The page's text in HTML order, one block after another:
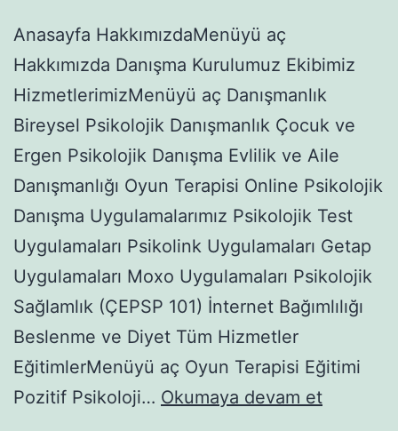
Anasayfa HakkımızdaMenüyü aç
Hakkımızda Danışma Kurulumuz Ekibimiz
HizmetlerimizMenüyü aç Danışmanlık
Bireysel Psikolojik Danışmanlık Çocuk ve
Ergen Psikolojik Danışma Evlilik ve Aile
Danışmanlığı Oyun Terapisi Online Psikolojik
Danışma Uygulamalarımız Psikolojik Test
Uygulamaları Psikolink Uygulamaları Getap
Uygulamaları Moxo Uygulamaları Psikolojik
Sağlamlık (ÇEPSP 101) İnternet Bağımlılığı
Beslenme ve Diyet Tüm Hizmetler
EğitimlerMenüyü aç Oyun Terapisi Eğitimi
Pozitif Psikoloji… Okumaya devam etYAYGIN